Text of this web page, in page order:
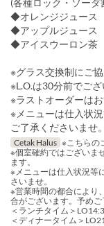
◆オレンジジュース
◆アップルジュース
◆アイスウーロン茶
※グラス交換制にご協
※L.O.は30分前でござ
※ラストオーダーは
※メニューは仕入状
ご了承くださいませ。
Cetak Halus ※こちらの
※個室確約ではございま
ます。
※メニューは仕入状況等
さいませ。
※営業時間の都合により
合がございます。予めご
＜ランチタイム＞
＜ディナータイム＞